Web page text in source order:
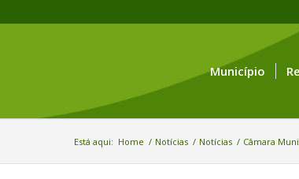
Município
Está aqui: Home / Notícias / Notícias / Câmara